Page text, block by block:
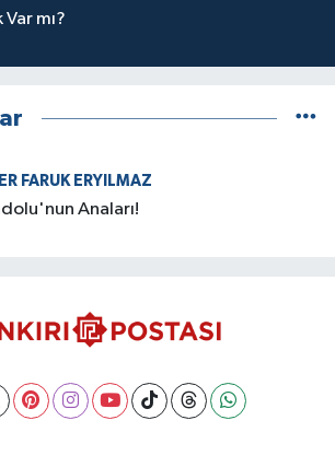
Var mı?
FARUK ERYILMAZ
Anaları!